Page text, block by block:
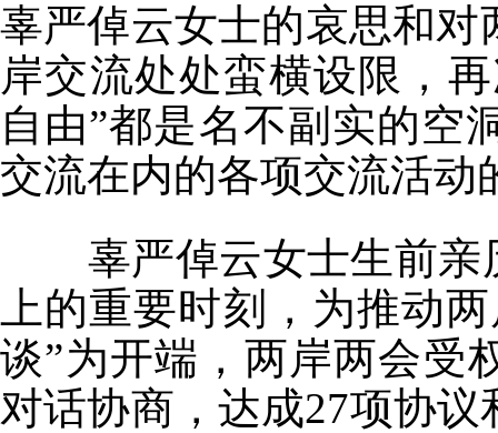
辜严倬云女士的哀思和
岸交流处处蛮横设限，
自由”都是名不副实的空
交流在内的各项交流活动
辜严倬云女士生前亲
上的重要时刻，为推动
谈”为开端，两岸两会受
对话协商，达成27项协